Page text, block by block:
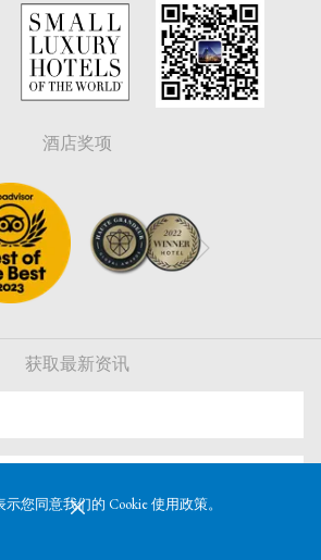
您同意我们的 Cookie 使用政策。
酒店奖项
获取最新资讯